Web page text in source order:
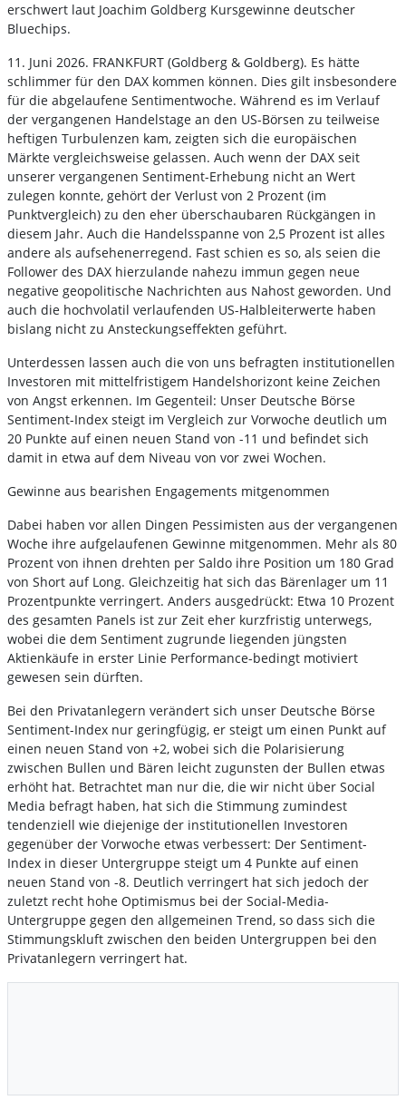
erschwert laut Joachim Goldberg Kursgewinne deutscher
Bluechips.
11. Juni 2026. FRANKFURT (Goldberg & Goldberg). Es hätte
schlimmer für den DAX kommen können. Dies gilt insbesondere
für die abgelaufene Sentimentwoche. Während es im Verlauf
der vergangenen Handelstage an den US-Börsen zu teilweise
heftigen Turbulenzen kam, zeigten sich die europäischen
Märkte vergleichsweise gelassen. Auch wenn der DAX seit
unserer vergangenen Sentiment-Erhebung nicht an Wert
zulegen konnte, gehört der Verlust von 2 Prozent (im
Punktvergleich) zu den eher überschaubaren Rückgängen in
diesem Jahr. Auch die Handelsspanne von 2,5 Prozent ist alles
andere als aufsehenerregend. Fast schien es so, als seien die
Follower des DAX hierzulande nahezu immun gegen neue
negative geopolitische Nachrichten aus Nahost geworden. Und
auch die hochvolatil verlaufenden US-Halbleiterwerte haben
bislang nicht zu Ansteckungseffekten geführt.
Unterdessen lassen auch die von uns befragten institutionellen
Investoren mit mittelfristigem Handelshorizont keine Zeichen
von Angst erkennen. Im Gegenteil: Unser Deutsche Börse
Sentiment-Index steigt im Vergleich zur Vorwoche deutlich um
20 Punkte auf einen neuen Stand von -11 und befindet sich
damit in etwa auf dem Niveau von vor zwei Wochen.
Gewinne aus bearishen Engagements mitgenommen
Dabei haben vor allen Dingen Pessimisten aus der vergangenen
Woche ihre aufgelaufenen Gewinne mitgenommen. Mehr als 80
Prozent von ihnen drehten per Saldo ihre Position um 180 Grad
von Short auf Long. Gleichzeitig hat sich das Bärenlager um 11
Prozentpunkte verringert. Anders ausgedrückt: Etwa 10 Prozent
des gesamten Panels ist zur Zeit eher kurzfristig unterwegs,
wobei die dem Sentiment zugrunde liegenden jüngsten
Aktienkäufe in erster Linie Performance-bedingt motiviert
gewesen sein dürften.
Bei den Privatanlegern verändert sich unser Deutsche Börse
Sentiment-Index nur geringfügig, er steigt um einen Punkt auf
einen neuen Stand von +2, wobei sich die Polarisierung
zwischen Bullen und Bären leicht zugunsten der Bullen etwas
erhöht hat. Betrachtet man nur die, die wir nicht über Social
Media befragt haben, hat sich die Stimmung zumindest
tendenziell wie diejenige der institutionellen Investoren
gegenüber der Vorwoche etwas verbessert: Der Sentiment-
Index in dieser Untergruppe steigt um 4 Punkte auf einen
neuen Stand von -8. Deutlich verringert hat sich jedoch der
zuletzt recht hohe Optimismus bei der Social-Media-
Untergruppe gegen den allgemeinen Trend, so dass sich die
Stimmungskluft zwischen den beiden Untergruppen bei den
Privatanlegern verringert hat.